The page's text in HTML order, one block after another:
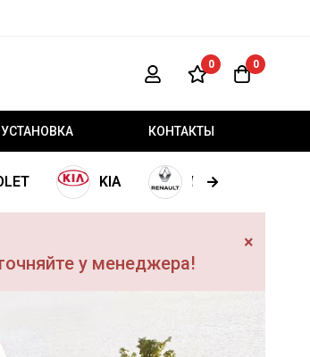
0 0
КОНТАКТЫ
KIA RENAULT
у менеджера!
×